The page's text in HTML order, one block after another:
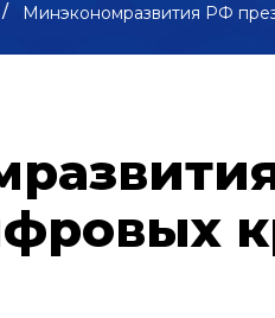
Минэкономразвития РФ